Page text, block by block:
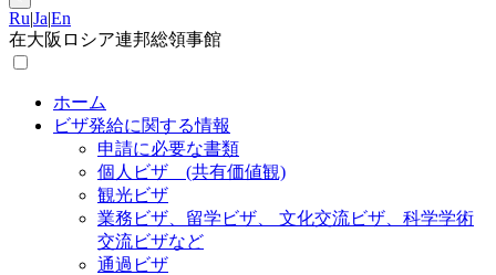
Ru|Ja|En
在大阪ロシア連邦総領事館
ホーム
ビザ発給に関する情報
申請に必要な書類
個人ビザ (共有価値観)
観光ビザ
業務ビザ、留学ビザ、 文化交流ビザ、科学学術
交流ビザなど
通過ビザ